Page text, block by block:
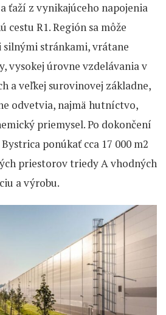
ťaží z vynikajúceho napojenia
R1. Región sa môže
stránkami, vrátane
vysokej úrovne vzdelávania v
a veľkej surovinovej základne,
odvetvia, najmä hutníctvo,
priemysel. Po dokončení
ponúkať cca 17 000 m2
priestorov triedy A vhodných
a výrobu.